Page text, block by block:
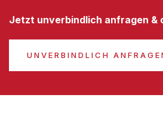
Jetzt unverbindlich anfragen &
UNVERBINDLICH